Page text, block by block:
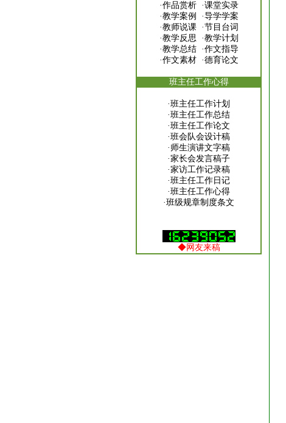
·作品赏析·课堂实录
·教学案例 ·导学学案
·教师说课·节目台词
·教学反思 ·教学计划
·教学总结·作文指导
·作文素材·德育论文
班主任工作心得
·班主任工作计划
·班主任工作总结
·班主任工作论文
·班会队会设计稿
· 师生演讲文字稿
·家长会发言稿子
·家访工作记录稿
·班主任工作日记
·班主任工作心得
·班级规章制度条文
◆网友来稿